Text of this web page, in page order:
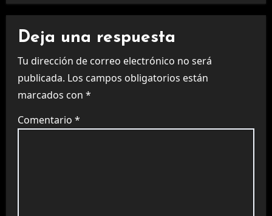
Deja una respuesta
Tu dirección de correo electrónico no será
publicada. Los campos obligatorios están
marcados con *
Comentario *